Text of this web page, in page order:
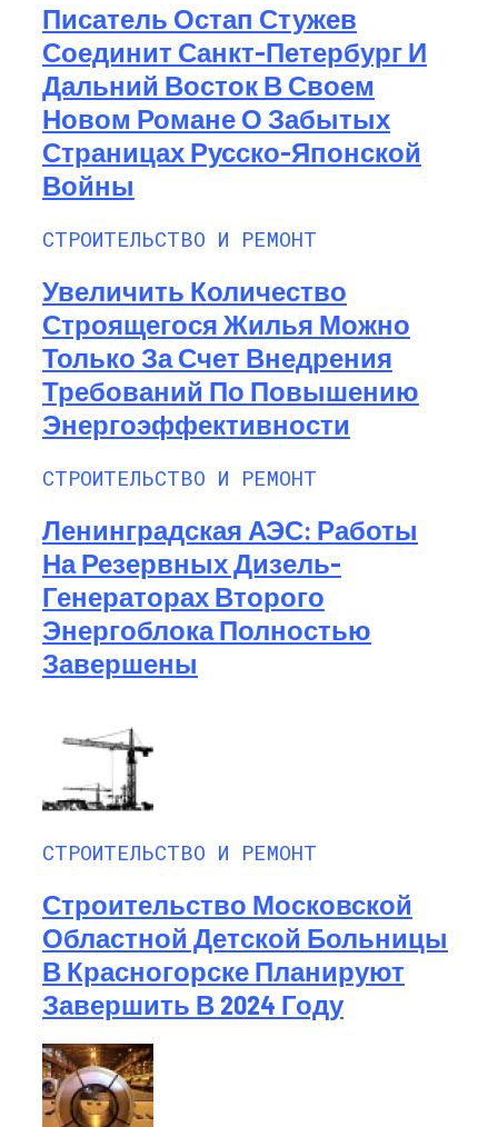
Писатель Остап Стужев
Соединит Санкт-Петербург И
Дальний Восток В Своем
Новом Романе О Забытых
Страницах Русско-Японской
Войны
СТРОИТЕЛЬСТВО И РЕМОНТ
Увеличить Количество
Строящегося Жилья Можно
Только За Счет Внедрения
Требований По Повышению
Энергоэффективности
СТРОИТЕЛЬСТВО И РЕМОНТ
Ленинградская АЭС: Работы
На Резервных Дизель-
Генераторах Второго
Энергоблока Полностью
Завершены
СТРОИТЕЛЬСТВО И РЕМОНТ
Строительство Московской
Областной Детской Больницы
В Красногорске Планируют
Завершить В 2024 Году